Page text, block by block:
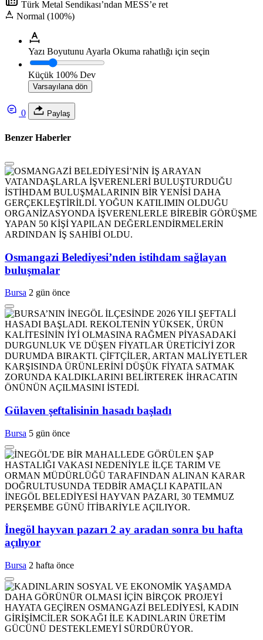
Türk Metal Sendikası’ndan MESS’e ret
Normal (100%)
Yazı Boyutunu Ayarla Okuma rahatlığı için seçin
Küçük 100% Dev
Varsayılana dön
0 Paylaş
Benzer Haberler
Osmangazi Belediyesi’nden istihdam sağlayan
buluşmalar
Bursa 2 gün önce
Gülaven şeftalisinin hasadı başladı
Bursa 5 gün önce
İnegöl hayvan pazarı 2 ay aradan sonra bu hafta
açılıyor
Bursa 2 hafta önce